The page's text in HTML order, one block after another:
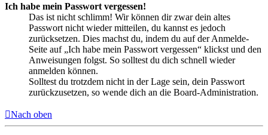
Ich habe mein Passwort vergessen!
Das ist nicht schlimm! Wir können dir zwar dein altes
Passwort nicht wieder mitteilen, du kannst es jedoch
zurücksetzen. Dies machst du, indem du auf der Anmelde-
Seite auf „Ich habe mein Passwort vergessen“ klickst und den
Anweisungen folgst. So solltest du dich schnell wieder
anmelden können.
Solltest du trotzdem nicht in der Lage sein, dein Passwort
zurückzusetzen, so wende dich an die Board-Administration.
Nach oben